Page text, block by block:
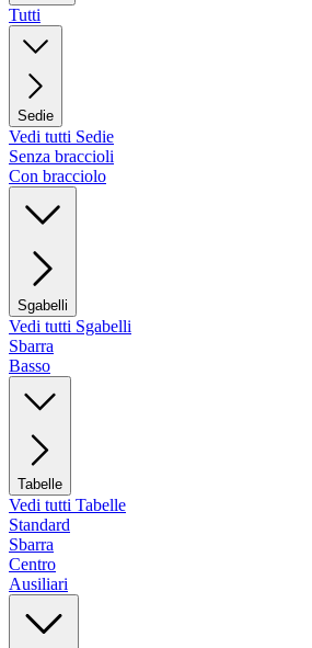
Tutti
Sedie
Vedi tutti Sedie
Senza braccioli
Con bracciolo
Sgabelli
Vedi tutti Sgabelli
Sbarra
Basso
Tabelle
Vedi tutti Tabelle
Standard
Sbarra
Centro
Ausiliari